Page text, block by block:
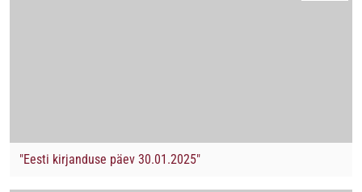
"Eesti kirjanduse päev 30.01.2025"